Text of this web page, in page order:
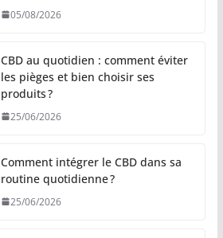
05/08/2026
CBD au quotidien : comment éviter
les pièges et bien choisir ses
produits ?
25/06/2026
Comment intégrer le CBD dans sa
routine quotidienne ?
25/06/2026